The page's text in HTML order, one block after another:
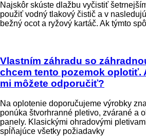
Najskôr skúste dlažbu vyčistiť
použiť vodný tlakový čistič a v
bežný ocot a ryžový kartáč. Ak týmto
Vlastním záhradu so
chcem tento pozemok oplotiť.
mi môžete odporučiť?
Na oplotenie doporučujeme výrobky
ponúka štvorhranné pletivo, zvárané a
panely. Klasickými ohradovými
spĺňajúce všetky požiadavky